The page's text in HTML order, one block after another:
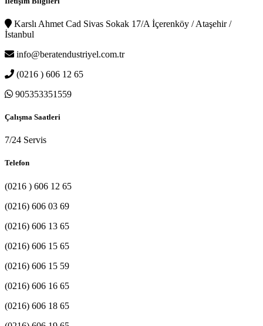
Karslı Ahmet Cad Sivas Sokak 17/A İçerenköy / Ataşehir /
İstanbul
info@beratendustriyel.com.tr
(0216 ) 606 12 65
905353351559
Çalışma Saatleri
7/24 Servis
Telefon
(0216 ) 606 12 65
(0216) 606 03 69
(0216) 606 13 65
(0216) 606 15 65
(0216) 606 15 59
(0216) 606 16 65
(0216) 606 18 65